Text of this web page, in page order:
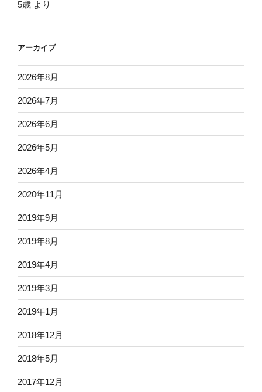
5歳 より
アーカイブ
2026年8月
2026年7月
2026年6月
2026年5月
2026年4月
2020年11月
2019年9月
2019年8月
2019年4月
2019年3月
2019年1月
2018年12月
2018年5月
2017年12月